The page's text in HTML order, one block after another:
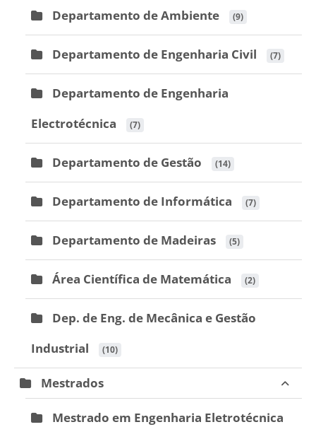
Departamento de Ambiente (9)
Departamento de Engenharia Civil (7)
Departamento de Engenharia
Electrotécnica
(7)
Departamento de Gestão (14)
Departamento de Informática (7)
Departamento de Madeiras (5)
Área Científica de Matemática (2)
Dep. de Eng. de Mecânica e Gestão
Industrial
(10)
Mestrados
Mestrado em Engenharia Eletrotécnica